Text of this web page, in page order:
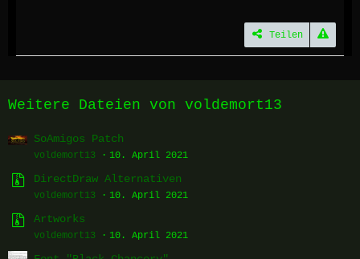
Teilen
Weitere Dateien von voldemort13
SoAmigos Patch
voldemort13 10. April 2021
DirectDraw Alternativen
voldemort13 10. April 2021
Artworks
voldemort13 10. April 2021